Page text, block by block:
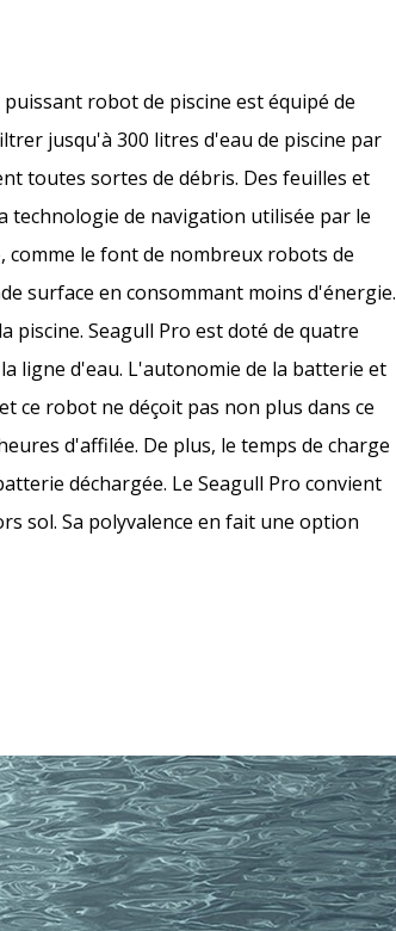
robot de piscine est équipé de
jusqu'à 300 litres d'eau de piscine par
toutes sortes de débris. Des feuilles et
technologie de navigation utilisée par le
comme le font de nombreux robots de
surface en consommant moins d'énergie.
piscine. Seagull Pro est doté de quatre
ligne d'eau. L'autonomie de la batterie et
ce robot ne déçoit pas non plus dans ce
d'affilée. De plus, le temps de charge
déchargée. Le Seagull Pro convient
sol. Sa polyvalence en fait une option